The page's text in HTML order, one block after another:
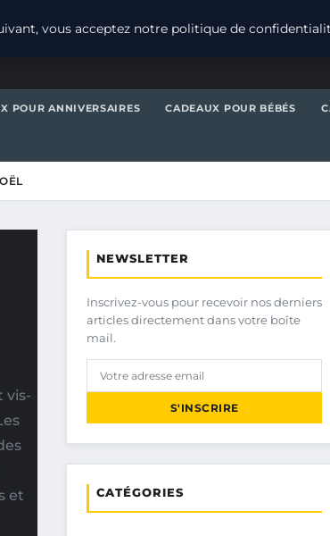
POUR ANNIVERSAIRES CADEAUX POUR BÉBÉS
vis-
et
NEWSLETTER
Inscrivez-vous pour recevoir nos derniers
articles directement dans votre boîte
mail.
S'INSCRIRE
CATÉGORIES
vous acceptez notre politique de